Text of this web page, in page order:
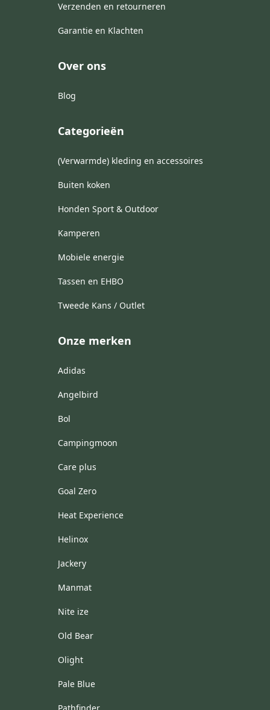
Verzenden en retourneren
Garantie en Klachten
Over ons
Blog
Categorieën
(Verwarmde) kleding en accessoires
Buiten koken
Honden Sport & Outdoor
Kamperen
Mobiele energie
Tassen en EHBO
Tweede Kans / Outlet
Onze merken
Adidas
Angelbird
Bol
Campingmoon
Care plus
Goal Zero
Heat Experience
Helinox
Jackery
Manmat
Nite ize
Old Bear
Olight
Pale Blue